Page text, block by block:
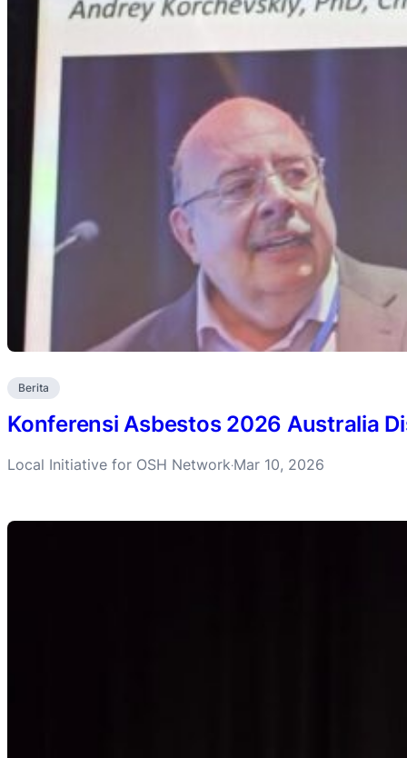
Berita
Konferensi Asbestos 2026 Australia
Local Initiative for OSH Network·Mar 10, 2026